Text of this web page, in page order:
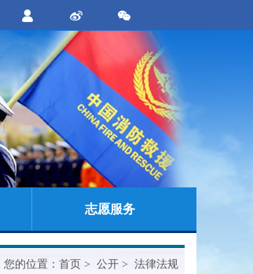
志愿服务
您的位置： 首页 > 公开 > 法律法规